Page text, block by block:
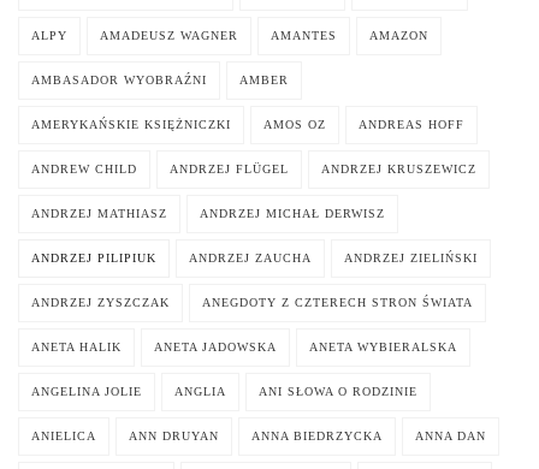
ALPY AMADEUSZ WAGNER AMANTES AMAZON
AMBASADOR WYOBRAŹNI AMBER
AMERYKAŃSKIE KSIĘŻNICZKI AMOS OZ ANDREAS HOFF
ANDREW CHILD ANDRZEJ FLÜGEL ANDRZEJ KRUSZEWICZ
ANDRZEJ MATHIASZ ANDRZEJ MICHAŁ DERWISZ
ANDRZEJ PILIPIUK ANDRZEJ ZAUCHA ANDRZEJ ZIELIŃSKI
ANDRZEJ ZYSZCZAK ANEGDOTY Z CZTERECH STRON ŚWIATA
ANETA HALIK ANETA JADOWSKA ANETA WYBIERALSKA
ANGELINA JOLIE ANGLIA ANI SŁOWA O RODZINIE
ANIELICA ANN DRUYAN ANNA BIEDRZYCKA ANNA DAN